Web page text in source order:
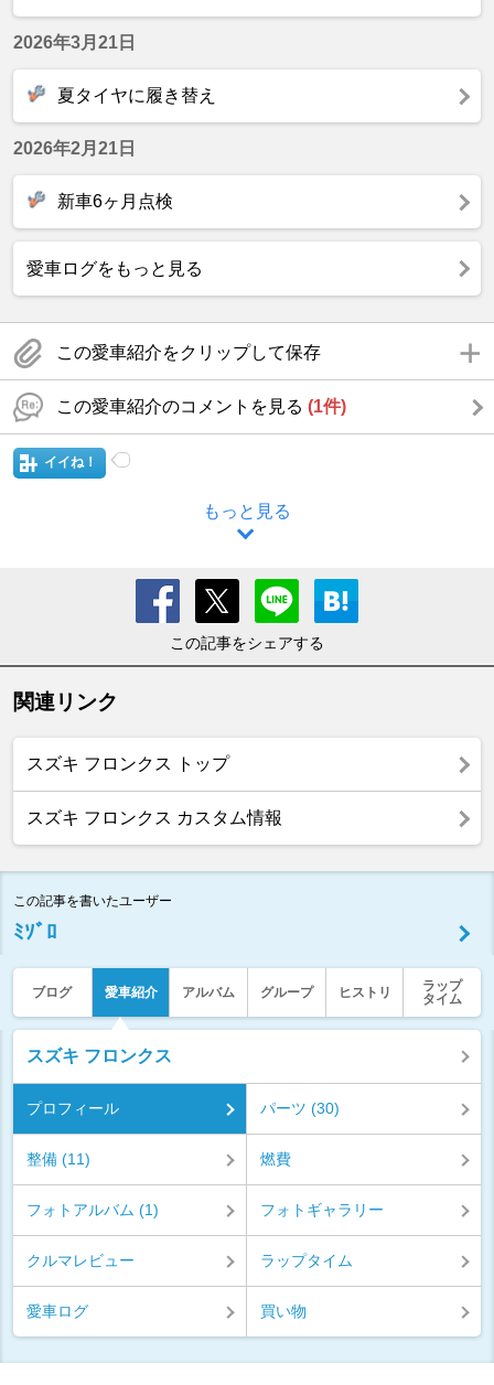
2026年3月21日
夏タイヤに履き替え
2026年2月21日
新車6ヶ月点検
愛車ログをもっと見る
この愛車紹介をクリップして保存
この愛車紹介のコメントを見る (1件)
イイね！
もっと見る
この記事をシェアする
関連リンク
スズキ フロンクス トップ
スズキ フロンクス カスタム情報
この記事を書いたユーザー
ﾐｿﾞﾛ
ブログ 愛車紹介 アルバム グループ ヒストリ
ラップ
タイム
スズキ フロンクス
プロフィール パーツ (30)
整備 (11) 燃費
フォトアルバム (1) フォトギャラリー
クルマレビュー ラップタイム
愛車ログ 買い物